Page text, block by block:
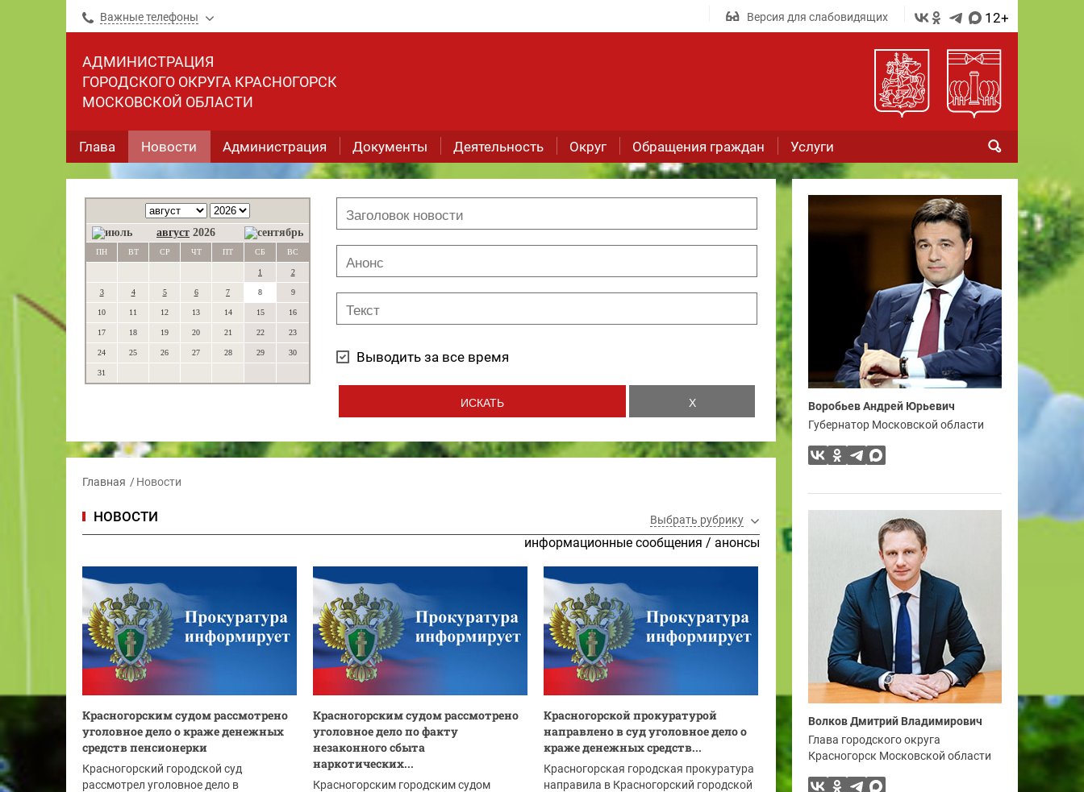
Важные телефоны Версия для слабовидящих 12+
АДМИНИСТРАЦИЯ
ГОРОДСКОГО ОКРУГА КРАСНОГОРСК
МОСКОВСКОЙ ОБЛАСТИ
Глава Новости Администрация Документы Деятельность Округ Обращения граждан Услуги
август 2026
ПН ВТ СР ЧТ ПТ СБ ВС
1 2
3 4 5 6 7 8 9
10 11 12 13 14 15 16
17 18 19 20 21 22 23
24 25 26 27 28 29 30
31
Выводить за все время
Главная Новости
НОВОСТИ Выбрать рубрику
информационные сообщения / анонсы
Красногорским судом рассмотрено
уголовное дело о краже денежных
средств пенсионерки
Красногорский городской суд
рассмотрел уголовное дело в
Красногорским судом рассмотрено
уголовное дело по факту
незаконного сбыта
наркотических...
Красногорским городским судом
Красногорской прокуратурой
направлено в суд уголовное дело о
краже денежных средств...
Красногорская городская прокуратура
направила в Красногорский городской
Воробьев Андрей Юрьевич
Губернатор Московской области
Волков Дмитрий Владимирович
Глава городского округа
Красногорск Московской области